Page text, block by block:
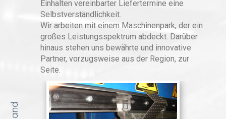
Einhalten vereinbarter Liefertermine eine
Selbstverständlichkeit.
Wir arbeiten mit einem Maschinenpark, der ein
großes Leistungsspektrum abdeckt. Darüber
hinaus stehen uns bewährte und innovative
Partner, vorzugsweise aus der Region, zur
Seite.